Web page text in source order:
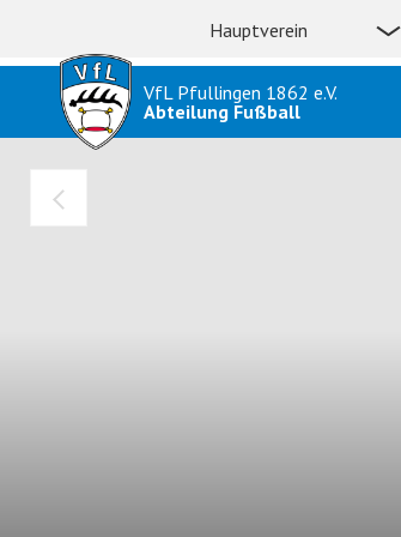
VfL Pfullingen 1862 e.V.
Abteilung Fußball
Hauptverein